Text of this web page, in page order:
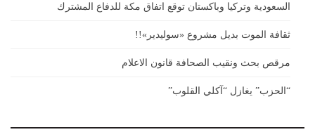
السعودية وتركيا وباكستان توقع اتفاق مكة للدفاع المشترك
ثقافة الموت بديل مشروع «سوليدير»!!
مرقص بحث ونقيب الصحافة قانون الاعلام
“الحزب” يغازل “آكلي القلوب”